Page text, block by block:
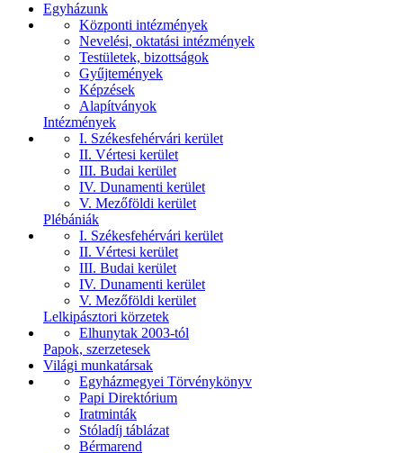
Egyházunk
Központi intézmények
Nevelési, oktatási intézmények
Testületek, bizottságok
Gyűjtemények
Képzések
Alapítványok
Intézmények
I. Székesfehérvári kerület
II. Vértesi kerület
III. Budai kerület
IV. Dunamenti kerület
V. Mezőföldi kerület
Plébániák
I. Székesfehérvári kerület
II. Vértesi kerület
III. Budai kerület
IV. Dunamenti kerület
V. Mezőföldi kerület
Lelkipásztori körzetek
Elhunytak 2003-tól
Papok, szerzetesek
Világi munkatársak
Egyházmegyei Törvénykönyv
Papi Direktórium
Iratminták
Stóladíj táblázat
Bérmarend